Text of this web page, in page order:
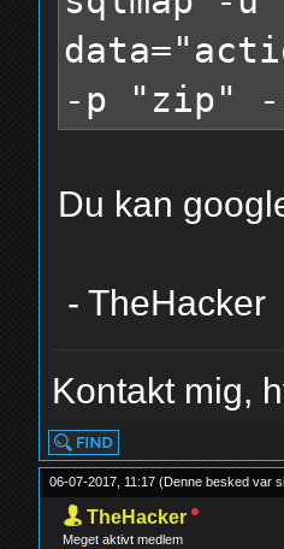
-p "zip"
Du kan
- TheHacker
Kontakt mig,
06-07-2017, 11:17(Denne besked var
TheHacker
Meget aktivt medlem